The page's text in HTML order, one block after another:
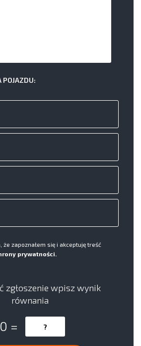
POJAZDU:
że zapoznałem się i akceptuję treść
prywatności.
zgłoszenie wpisz wynik
równania
=